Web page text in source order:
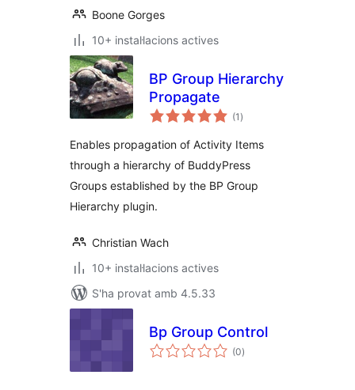
Boone Gorges
10+ instal·lacions actives
BP Group Hierarchy
Propagate
(1 puntuacions
totals
)
Enables propagation of Activity Items
through a hierarchy of BuddyPress
Groups established by the BP Group
Hierarchy plugin.
Christian Wach
10+ instal·lacions actives
S'ha provat amb 4.5.33
Bp Group Control
(0puntuacions
totals
)